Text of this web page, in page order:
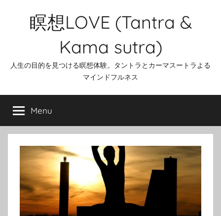
瞑想LOVE (Tantra &
Kama sutra)
人生の目的を見つける瞑想体験。タントラとカーマスートラよる
マインドフルネス
Menu